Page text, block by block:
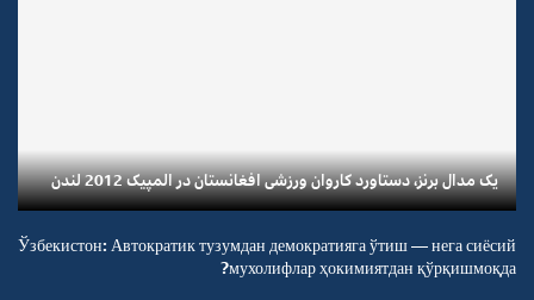
یک مدال برنز، دستاورد کاروان ورزشی افغانستان در المپیک 2012 لندن
Ўзбекистон: Автократик тузумдан демократияга ўтиш — нега сиёсий
мухолифлар ҳокимиятдан қўрқишмоқда?